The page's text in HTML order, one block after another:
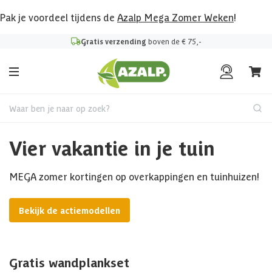
Pak je voordeel tijdens de Azalp Mega Zomer Weken!
Gratis verzending boven de € 75,-
Waar ben je naar op zoek?
Vier vakantie in je tuin
MEGA zomer kortingen op overkappingen en tuinhuizen!
Bekijk de actiemodellen
Gratis wandplankset